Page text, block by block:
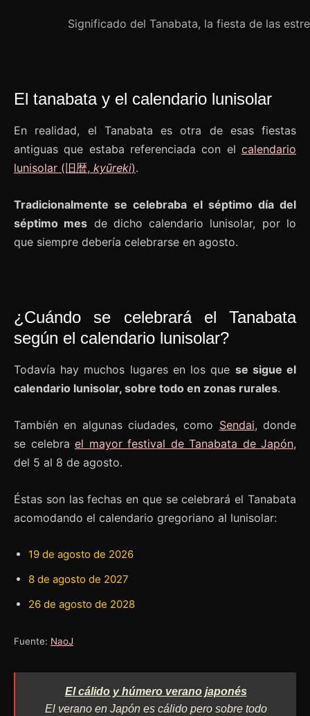
Significado del Tanabata, la fiesta de las
El tanabata y el calendario lunisolar
En realidad, el Tanabata es otra de esas fiestas
antiguas que estaba referenciada con el calendario
lunisolar (旧暦, kyūreki).
Tradicionalmente se celebraba el séptimo día del
séptimo mes de dicho calendario lunisolar, por lo
que siempre debería celebrarse en agosto.
¿Cuándo se celebrará el Tanabata
según el calendario lunisolar?
Todavía hay muchos lugares en los que se sigue el
calendario lunisolar, sobre todo en zonas rurales.
También en algunas ciudades, como Sendai, donde
se celebra el mayor festival de Tanabata de Japón,
del 5 al 8 de agosto.
Éstas son las fechas en que se celebrará el Tanabata
acomodando el calendario gregoriano al lunisolar:
19 de agosto de 2026
8 de agosto de 2027
26 de agosto de 2028
Fuente: NaoJ
El cálido y húmero verano japonés
El verano en Japón es cálido pero sobre todo